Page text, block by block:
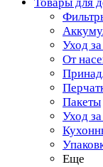
Уход
От
Пакеты
Уход
Еще